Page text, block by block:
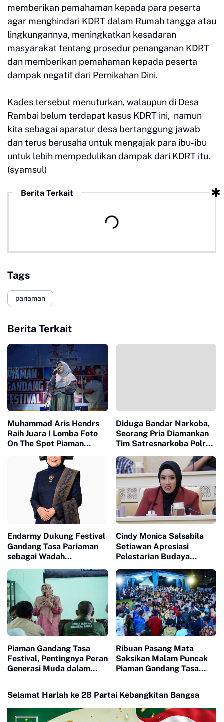
memberikan pemahaman kepada para peserta
agar menghindari KDRT dalam Rumah tangga atau
lingkungannya, meningkatkan kesadaran
masyarakat tentang prosedur penanganan KDRT
dan memberikan pemahaman kepada peserta
dampak negatif dari Pernikahan Dini.
Kades tersebut menuturkan, walaupun di Desa
Rambai belum terdapat kasus KDRT ini, namun
kita sebagai aparatur desa bertanggung jawab
dan terus berusaha untuk mengajak para ibu-ibu
untuk lebih mempedulikan dampak dari KDRT itu.
(syamsul)
Berita Terkait
Tags
pariaman
Berita Terkait
Muhammad Aris Hendrs
Raih Juara I Lomba Foto
On The Spot Piaman
Diduga Bandar Narkoba,
Seorang Pria Diamankan
Tim Satresnarkoba Polres
Endarmy Dukung Festival
Gandang Tasa Pariaman
sebagai Wadah
Cindy Monica Salsabila
Setiawan Apresiasi
Pelestarian Budaya
Piaman Gandang Tasa
Festival, Pentingnya Peran
Generasi Muda dalam
Ribuan Pasang Mata
Saksikan Malam Puncak
Piaman Gandang Tasa
Selamat Harlah ke 28 Partai Kebangkitan Bangsa